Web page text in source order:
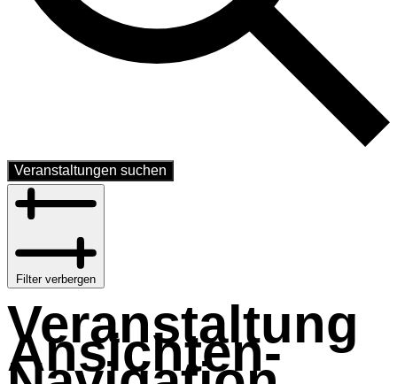
Veranstaltungen suchen
Filter verbergen
Veranstaltung
Ansichten-